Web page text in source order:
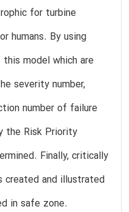
for turbine
humans. By using
model which are
severity number,
number of failure
the Risk Priority
Finally, critically
and illustrated
in safe zone.